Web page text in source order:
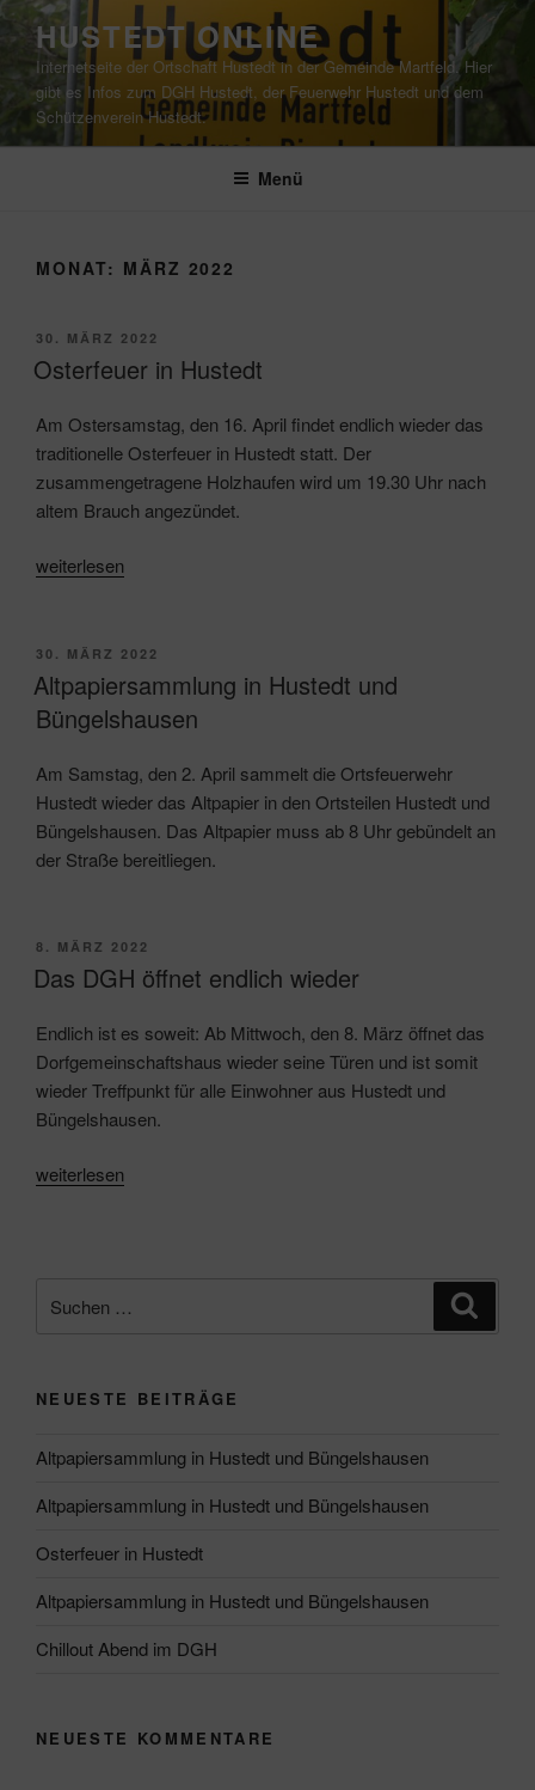
Zum
Inhalt
springen
HUSTEDT ONLINE
Internetseite der Ortschaft Hustedt in der Gemeinde Martfeld. Hier
gibt es Infos zum DGH Hustedt, der Feuerwehr Hustedt und dem
Schützenverein Hustedt.
Menü
MONAT: MÄRZ 2022
VERÖFFENTLICHT
AM
30. MÄRZ 2022
Osterfeuer in Hustedt
Am Ostersamstag, den 16. April findet endlich wieder das
traditionelle Osterfeuer in Hustedt statt. Der
zusammengetragene Holzhaufen wird um 19.30 Uhr nach
altem Brauch angezündet.
„Osterfeuer
weiterlesen
VERÖFFENTLICHT
AM
30. MÄRZ 2022
Altpapiersammlung in Hustedt und
Büngelshausen
Am Samstag, den 2. April sammelt die Ortsfeuerwehr
Hustedt wieder das Altpapier in den Ortsteilen Hustedt und
Büngelshausen. Das Altpapier muss ab 8 Uhr gebündelt an
der Straße bereitliegen.
VERÖFFENTLICHT
AM
8. MÄRZ 2022
Das DGH öffnet endlich wieder
Endlich ist es soweit: Ab Mittwoch, den 8. März öffnet das
Dorfgemeinschaftshaus wieder seine Türen und ist somit
wieder Treffpunkt für alle Einwohner aus Hustedt und
Büngelshausen.
„Das
weiterlesen
nach:
NEUESTE BEITRÄGE
Altpapiersammlung in Hustedt und Büngelshausen
Altpapiersammlung in Hustedt und Büngelshausen
Osterfeuer in Hustedt
Altpapiersammlung in Hustedt und Büngelshausen
Chillout Abend im DGH
NEUESTE KOMMENTARE